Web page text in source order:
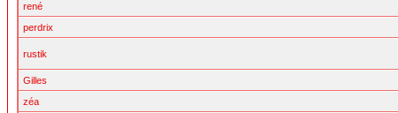
rené
perdrix
rustik
Gilles
zéa